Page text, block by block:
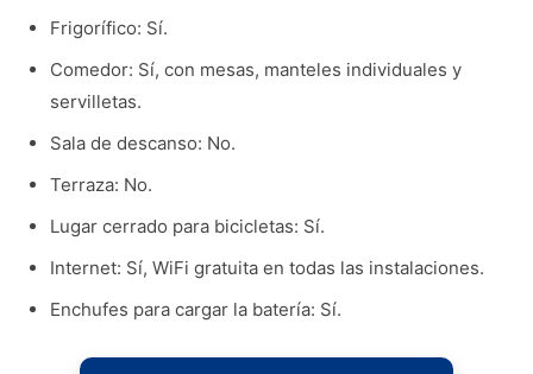
Frigorífico: Sí.
Comedor: Sí, con mesas, manteles individuales y
servilletas.
Sala de descanso: No.
Terraza: No.
Lugar cerrado para bicicletas: Sí.
Internet: Sí, WiFi gratuita en todas las instalaciones.
Enchufes para cargar la batería: Sí.